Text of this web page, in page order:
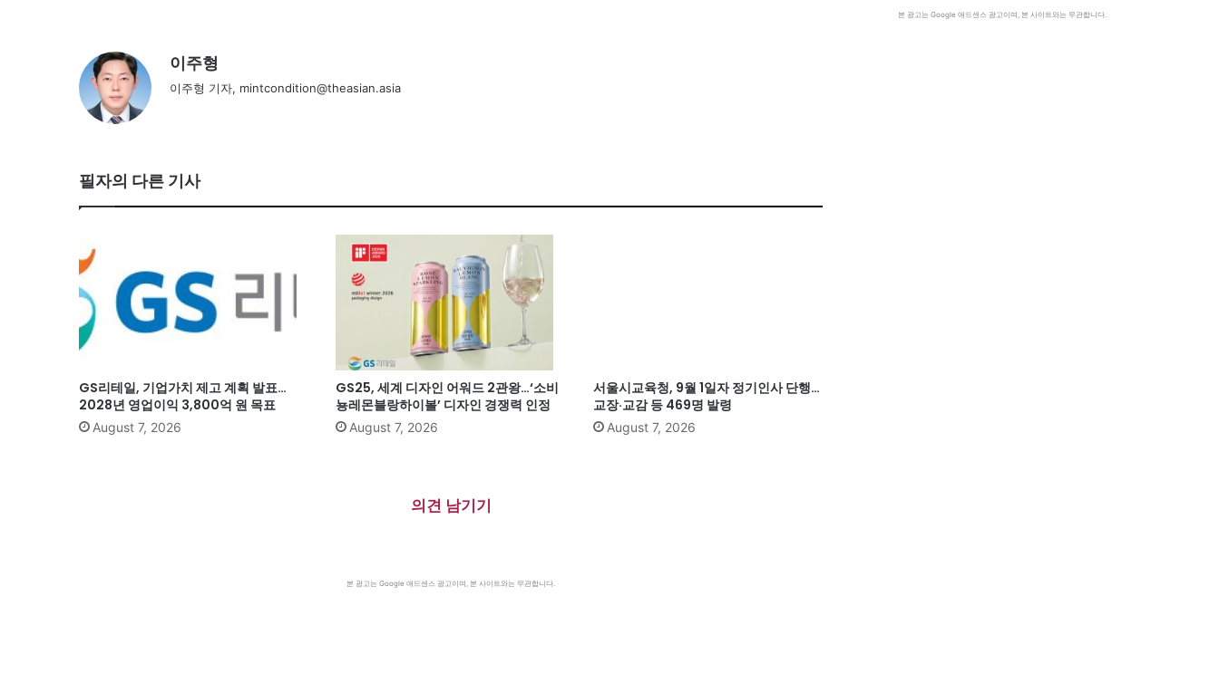
이주형
이주형 기자, mintcondition@theasian.asia
필자의 다른 기사
GS리테일, 기업가치 제고 계획 발표…
2028년 영업이익 3,800억 원 목표
August 7, 2026
GS25, 세계 디자인 어워드 2관왕…‘소비
뇽레몬블랑하이볼’ 디자인 경쟁력 인정
August 7, 2026
서울시교육청, 9월 1일자 정기인사 단행…
교장·교감 등 469명 발령
August 7, 2026
의견 남기기
본 광고는 Google 애드센스 광고이며, 본 사이트와는 무관합니다.
본 광고는 Google 애드센스 광고이며, 본 사이트와는 무관합니다.